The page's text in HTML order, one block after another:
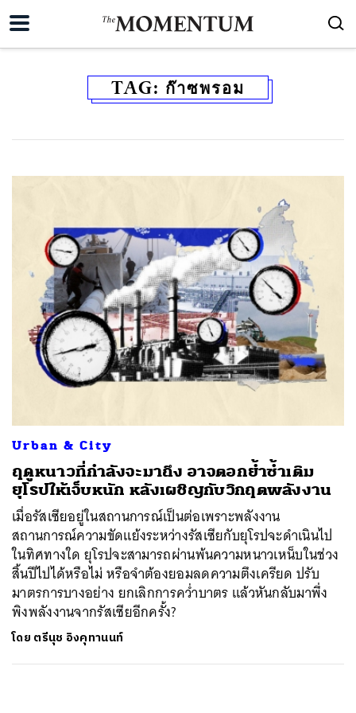
TAG: ก๊าซพรอม
Urban & City
ฤดูหนาวที่กำลังจะมาถึง อาจตอกย้ำซ้ำเติม
ยุโรปให้เจ็บหนัก หลังเผชิญกับวิกฤตพลังงาน
เมื่อรัสเซียอยู่ในสถานการณ์เป็นต่อเพราะพลังงาน
สถานการณ์ความขัดแย้งระหว่างรัสเซียกับยุโรปจะดำเนินไป
ในทิศทางใด ยุโรปจะสามารถผ่านพ้นความหนาวเหน็บในช่วง
สิ้นปีไปได้หรือไม่ หรือจำต้องยอมลดความตึงเครียด ปรับ
มาตรการบางอย่าง ยกเลิกการคว่ำบาตร แล้วหันกลับมาพึ่ง
พิงพลังงานจากรัสเซียอีกครั้ง?
โดย ตรีนุช อิงคุทานนท์
SHARE